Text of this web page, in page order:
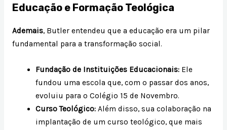
Educação e Formação Teológica
Ademais, Butler entendeu que a educação era um pilar
fundamental para a transformação social.
Fundação de Instituições Educacionais: Ele
fundou uma escola que, com o passar dos anos,
evoluiu para o Colégio 15 de Novembro.
Curso Teológico: Além disso, sua colaboração na
implantação de um curso teológico, que mais